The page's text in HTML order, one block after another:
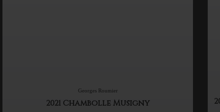
Georges Roumier
2021 Chambolle Musigny